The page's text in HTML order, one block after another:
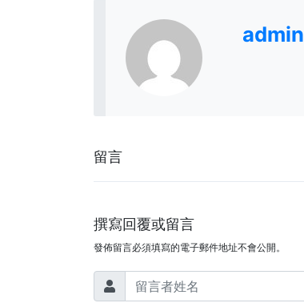
admin
留言
撰寫回覆或留言
發佈留言必須填寫的電子郵件地址不會公開。